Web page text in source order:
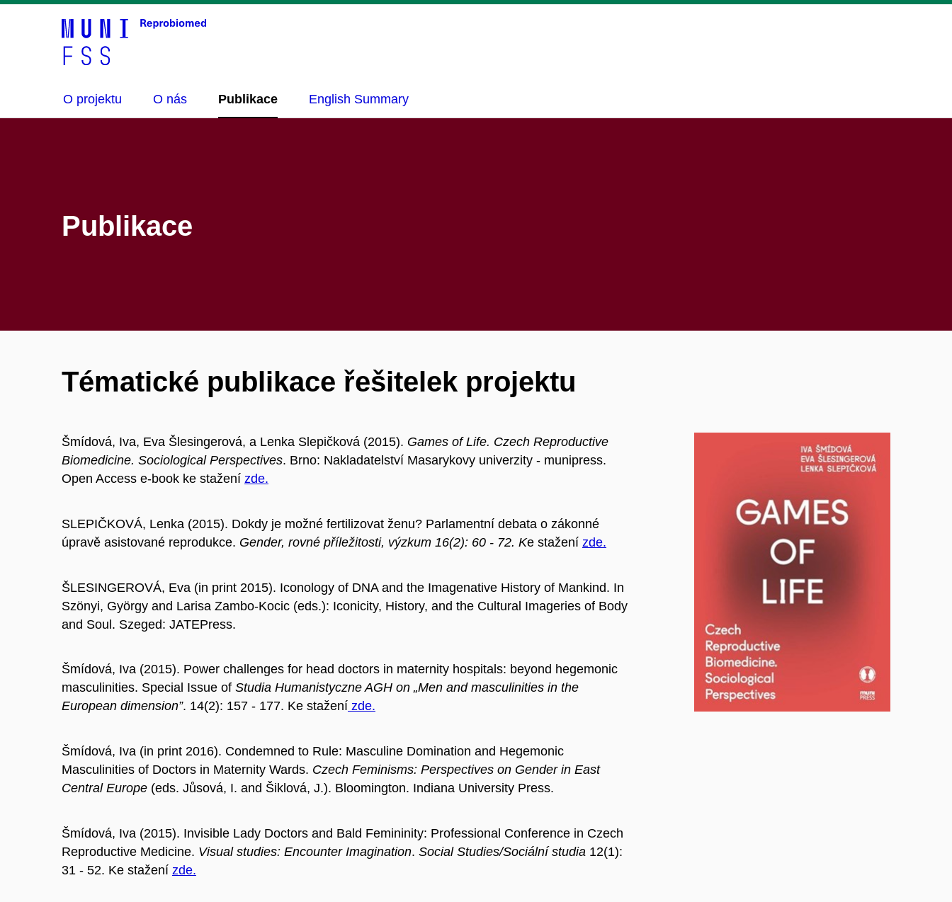
O projektu O nás Publikace English Summary
Publikace
Tématické publikace řešitelek projektu
Šmídová, Iva, Eva Šlesingerová, a Lenka Slepičková (2015). Games of Life. Czech Reproductive
Biomedicine. Sociological Perspectives. Brno: Nakladatelství Masarykovy univerzity - munipress.
Open Access e-book ke stažení zde.
SLEPIČKOVÁ, Lenka (2015). Dokdy je možné fertilizovat ženu? Parlamentní debata o zákonné
úpravě asistované reprodukce. Gender, rovné příležitosti, výzkum 16(2): 60 - 72. Ke stažení zde.
ŠLESINGEROVÁ, Eva (in print 2015). Iconology of DNA and the Imagenative History of Mankind. In
Szönyi, György and Larisa Zambo-Kocic (eds.): Iconicity, History, and the Cultural Imageries of Body
and Soul. Szeged: JATEPress.
Šmídová, Iva (2015). Power challenges for head doctors in maternity hospitals: beyond hegemonic
masculinities. Special Issue of Studia Humanistyczne AGH on „Men and masculinities in the
European dimension”. 14(2): 157 - 177. Ke stažení zde.
Šmídová, Iva (in print 2016). Condemned to Rule: Masculine Domination and Hegemonic
Masculinities of Doctors in Maternity Wards. Czech Feminisms: Perspectives on Gender in East
Central Europe (eds. Jůsová, I. and Šiklová, J.). Bloomington. Indiana University Press.
Šmídová, Iva (2015). Invisible Lady Doctors and Bald Femininity: Professional Conference in Czech
Reproductive Medicine. Visual studies: Encounter Imagination. Social Studies/Sociální studia 12(1):
31 - 52. Ke stažení zde.